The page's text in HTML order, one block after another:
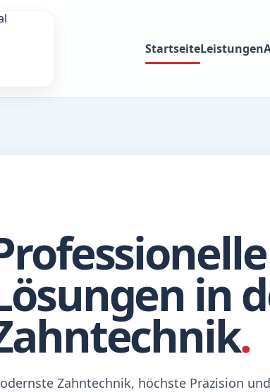
StartseiteLeistungen
in
.
Zahntechnik, höchste Präzision